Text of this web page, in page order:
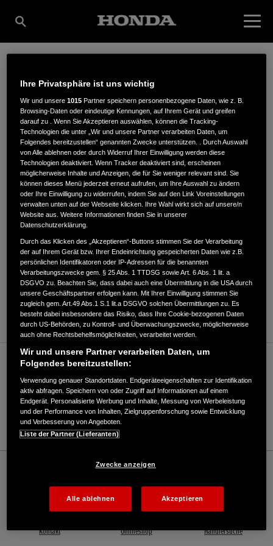
STANZE
GARTENCENTER
GMBH
Marie-Curie-Str. 10,30966
ANFAHRTSBESCHREIBUNG ANFORDERN
WEBSITE
Verkauf / Kundendienst
0511/7608800
E-Mail
Rasen und Garten
Offizielle Website | The Power of Dreams
Kontakt Onlineshop Händlersuche
Ihre Privatsphäre ist uns wichtig
Wir und unsere1015 Partner speichern personenbezogene Daten, wie z. B.
Browsing-Daten oder eindeutige Kennungen, auf Ihrem Gerät und greifen
darauf zu . Wenn Sie Akzeptieren auswählen, können die Tracking-
Technologien die unter „Wir und unsere Partner verarbeiten Daten, um
Folgendes bereitzustellen“ genannten Zwecke unterstützen. . Durch Auswahl
von Alle ablehnen oder durch Widerruf Ihrer Einwilligung werden diese
Technologien deaktiviert. Wenn Tracker deaktiviert sind, erscheinen
möglicherweise Inhalte und Anzeigen, die für Sie weniger relevant sind. Sie
können dieses Menü jederzeit erneut aufrufen, um Ihre Auswahl zu ändern
oder Ihre Einwilligung zu widerrufen, indem Sie auf den Link Voreinstellungen
verwalten unten auf der Webseite klicken. Ihre Wahl wirkt sich auf unsere/n
Website aus. Weitere Informationen finden Sie in unserer
Datenschutzerklärung.
Durch das Klicken des „Akzeptieren“-Buttons stimmen Sie der Verarbeitung
der auf Ihrem Gerät bzw. Ihrer Endeinrichtung gespeicherten Daten wie z.B.
persönlichen Identifikatoren oder IP-Adressen für die benannten
Verarbeitungszwecke gem. § 25 Abs. 1 TTDSG sowie Art. 6 Abs. 1 lit. a
DSGVO zu. Beachten Sie, dass dabei auch eine Übermittlung in die USA durch
unsere Geschäftspartner erfolgen kann. Mit Ihrer Einwilligung stimmen Sie
zugleich gem. Art.49 Abs.1 S.1 lit.a DSGVO solchen Übermittlungen zu. Es
besteht dabei insbesondere das Risiko, dass Ihre Cookie-bezogenen Daten
durch US-Behörden, zu Kontroll- und Überwachungszwecke, möglicherweise
auch ohne Rechtsbehelfsmöglichkeiten, verarbeitet werden.
Wir und unsere Partner verarbeiten Daten, um
Folgendes bereitzustellen:
Verwendung genauer Standortdaten. Endgeräteeigenschaften zur Identifikation
aktiv abfragen. Speichern von oder Zugriff auf Informationen auf einem
Endgerät. Personalisierte Werbung und Inhalte, Messung von Werbeleistung
und der Performance von Inhalten, Zielgruppenforschung sowie Entwicklung
und Verbesserung von Angeboten.
Liste der Partner (Lieferanten)
Zwecke anzeigen
Alle ablehnen Akzeptieren